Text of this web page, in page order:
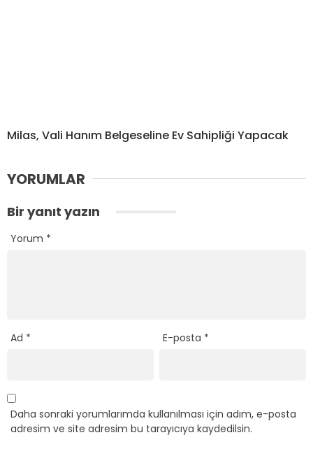
Milas, Vali Hanım Belgeseline Ev Sahipliği Yapacak
YORUMLAR
Bir yanıt yazın
Yorum *
Ad * E-posta *
Daha sonraki yorumlarımda kullanılması için adım, e-posta
adresim ve site adresim bu tarayıcıya kaydedilsin.